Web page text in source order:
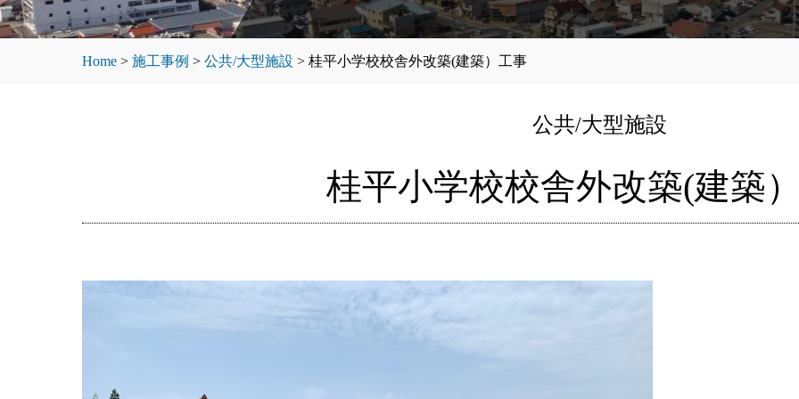
Home > 施工事例 > 公共/大型施設 > 桂平小学校校舎外改築(建築）工事
公共/大型施設
桂平小学校校舎外改築(建築